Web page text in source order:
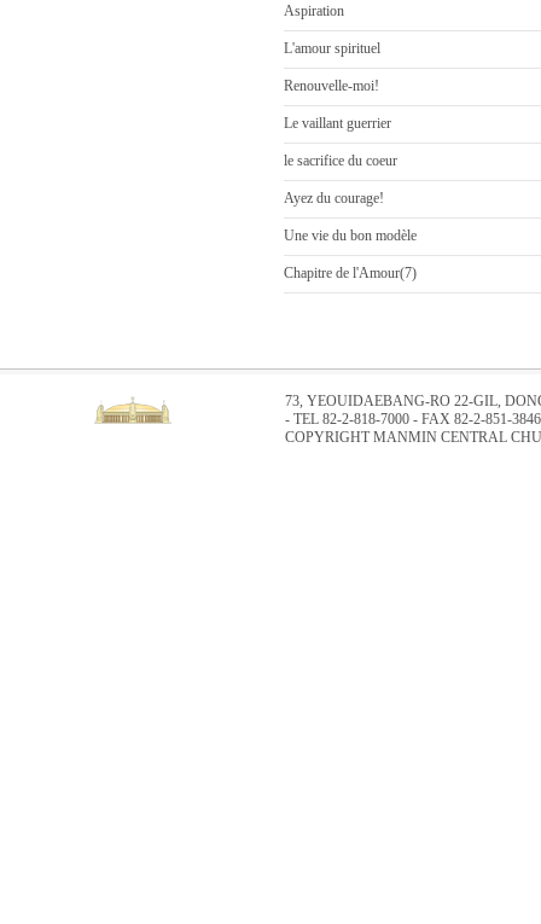
Aspiration
L'amour spirituel
Renouvelle-moi!
Le vaillant guerrier
le sacrifice du coeur
Ayez du courage!
Une vie du bon modèle
Chapitre de l'Amour(7)
73, YEOUIDAEBANG-RO 22-GIL,
- TEL 82-2-818-7000 - FAX 82-2-851-3846
COPYRIGHT MANMIN CENTRAL